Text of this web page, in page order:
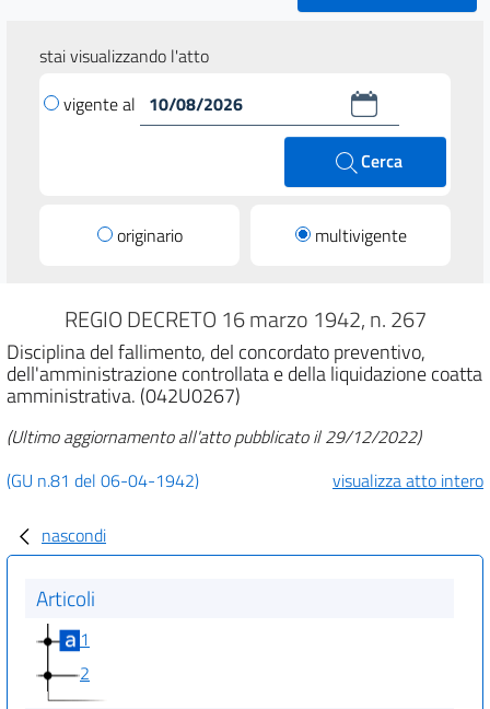
stai visualizzando l'atto
vigente al
Cerca
originario multivigente
REGIO DECRETO 16 marzo 1942, n. 267
Disciplina del fallimento, del concordato preventivo,
dell'amministrazione controllata e della liquidazione coatta
amministrativa. (042U0267)
(Ultimo aggiornamento all'atto pubblicato il 29/12/2022)
(GU n.81 del 06-04-1942)
visualizza atto intero
nascondi
Articoli
1
2